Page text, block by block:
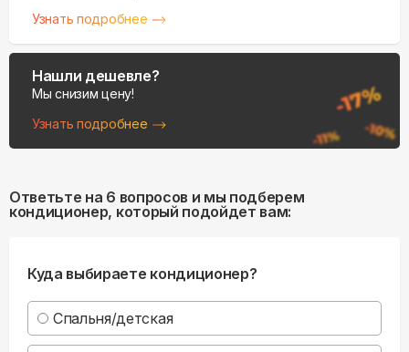
Узнать подробнее
Нашли дешевле?
Мы снизим цену!
Узнать подробнее
Ответьте на 6 вопросов и мы подберем
кондиционер, который подойдет вам:
Куда выбираете кондиционер?
Спальня/детская